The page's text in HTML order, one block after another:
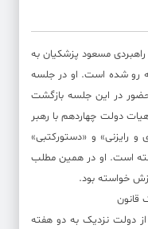
مسعود پزشکیان به
رو شده است. او در جلسه
۷ شهریورماه با حضور در این جلسه بازگشت
دولت چهاردهم با رهبر
رایزنی» و «دستورکتبی»
است. او در همین مطلب
خواسته بود.
قانون
دولت نزدیک به دو هفته